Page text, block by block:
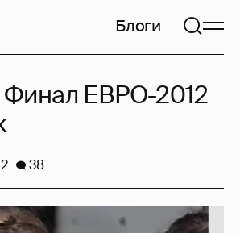
Блоги
Финал ЕВРО-2012
38